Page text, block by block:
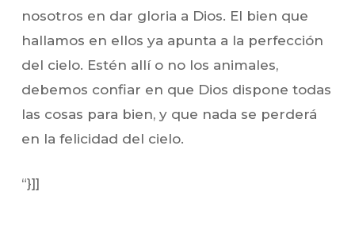
nosotros en dar gloria a Dios. El bien que
hallamos en ellos ya apunta a la perfección
del cielo. Estén allí o no los animales,
debemos confiar en que Dios dispone todas
las cosas para bien, y que nada se perderá
en la felicidad del cielo.
“}]]